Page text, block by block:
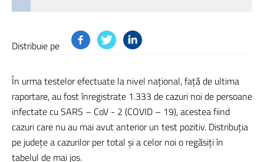
Distribuie pe
În urma testelor efectuate la nivel național, față de ultima
raportare, au fost înregistrate 1.333 de cazuri noi de persoane
infectate cu SARS – CoV - 2 (COVID – 19), acestea fiind
cazuri care nu au mai avut anterior un test pozitiv. Distribuția
pe județe a cazurilor per total și a celor noi o regăsiți în
tabelul de mai jos.